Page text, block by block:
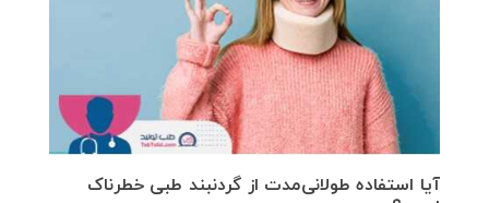
آیا استفاده طولانی‌مدت از گردنبند طبی خطرناک